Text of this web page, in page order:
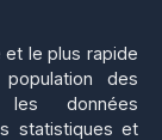
et le plus rapide
des
les données
statistiques et